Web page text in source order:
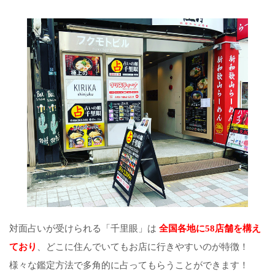
対面占いが受けられる「千里眼」は 全国各地に58店舗を構え
ており
、どこに住んでいてもお店に行きやすいのが特徴！
様々な鑑定方法で多角的に占ってもらうことができます！